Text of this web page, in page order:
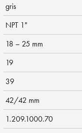
gris
NPT 1"
18 – 25 mm
19
39
42/42 mm
1.209.1000.70